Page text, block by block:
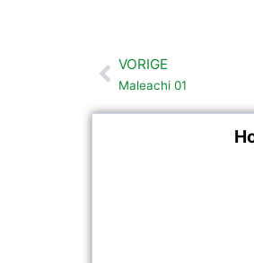
Vorige
VORIGE
Maleachi 01